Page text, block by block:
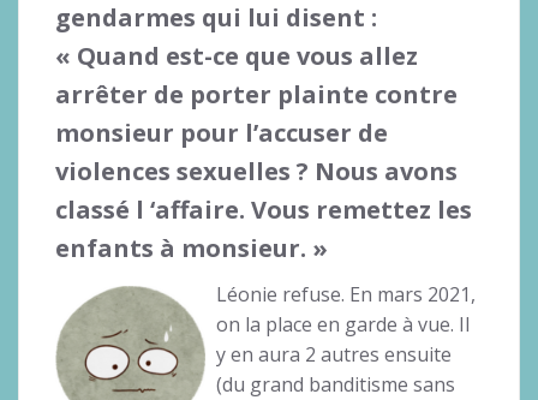
gendarmes qui lui disent :
« Quand est-ce que vous allez
arrêter de porter plainte contre
monsieur pour l’accuser de
violences sexuelles ? Nous avons
classé l ‘affaire. Vous remettez les
enfants à monsieur. »
Léonie refuse. En mars 2021,
on la place en garde à vue. Il
y en aura 2 autres ensuite
(du grand banditisme sans